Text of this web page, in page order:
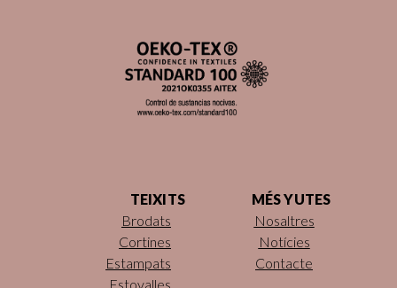
TEIXITS
Brodats
Cortines
Estampats
Estovalles
MÉS YUTES
Nosaltres
Notícies
Contacte